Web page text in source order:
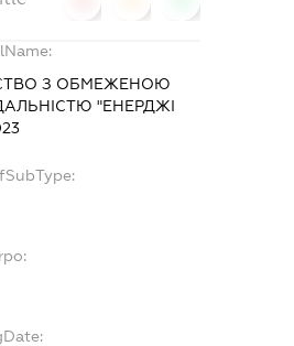
З ОБМЕЖЕНОЮ
"ЕНЕРДЖІ